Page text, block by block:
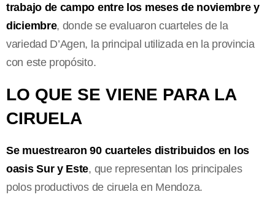
trabajo de campo entre los meses de noviembre y
diciembre, donde se evaluaron cuarteles de la
variedad D’Agen, la principal utilizada en la provincia
con este propósito.
LO QUE SE VIENE PARA LA
CIRUELA
Se muestrearon 90 cuarteles distribuidos en los
oasis Sur y Este, que representan los principales
polos productivos de ciruela en Mendoza.